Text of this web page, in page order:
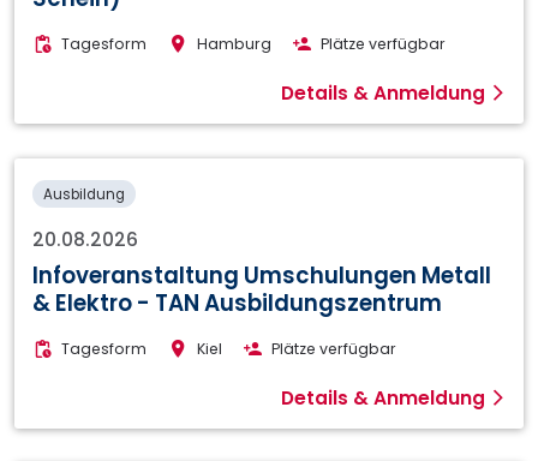
Tagesform Hamburg Plätze verfügbar
Details & Anmeldung
Ausbildung
20.08.2026
Infoveranstaltung Umschulungen Metall
& Elektro - TAN Ausbildungszentrum
Tagesform Kiel Plätze verfügbar
Details & Anmeldung